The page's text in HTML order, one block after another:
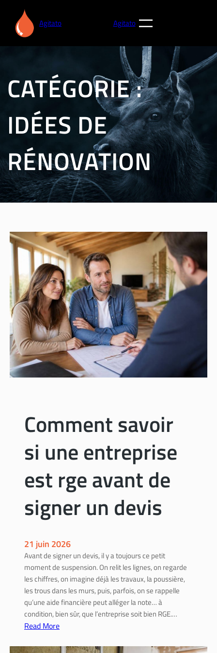
contenu
Agitato Agitato
CATÉGORIE :
IDÉES DE
RÉNOVATION
Comment savoir
si une entreprise
est rge avant de
signer un devis
21 juin 2026
Avant de signer un devis, il y a toujours ce petit
moment de suspension. On relit les lignes, on regarde
les chiffres, on imagine déjà les travaux, la poussière,
les trous dans les murs, puis, parfois, on se rappelle
qu’une aide financière peut alléger la note… à
condition, bien sûr, que l’entreprise soit bien RGE.…
Read More
C